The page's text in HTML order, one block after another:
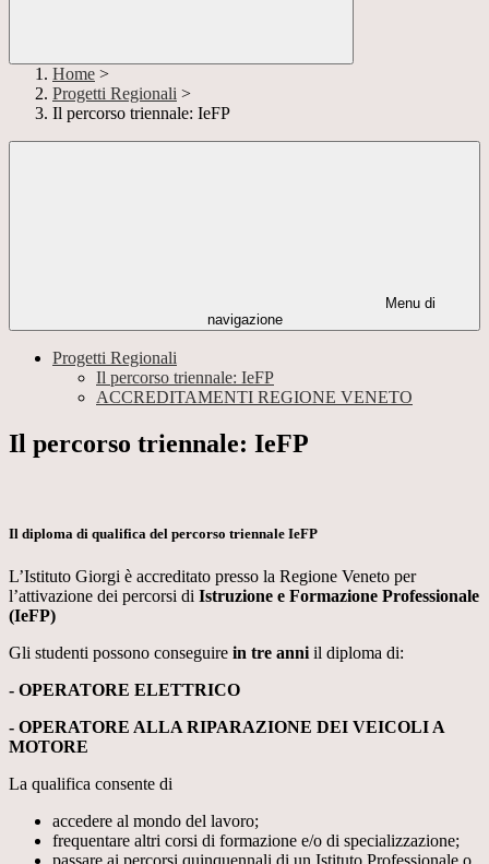
Home >
Progetti Regionali >
Il percorso triennale: IeFP
Menu di
navigazione
Progetti Regionali
Il percorso triennale: IeFP
ACCREDITAMENTI REGIONE VENETO
Il percorso triennale: IeFP
Il diploma di qualifica del percorso triennale IeFP
L’Istituto Giorgi è accreditato presso la Regione Veneto per
l’attivazione dei percorsi di Istruzione e Formazione Professionale
(IeFP)
Gli studenti possono conseguire in tre anni il diploma di:
- OPERATORE ELETTRICO
- OPERATORE ALLA RIPARAZIONE DEI VEICOLI A
MOTORE
La qualifica consente di
accedere al mondo del lavoro;
frequentare altri corsi di forma­zione e/o di specializza­zione;
passare ai percorsi quinquennali di un Istituto Professionale o